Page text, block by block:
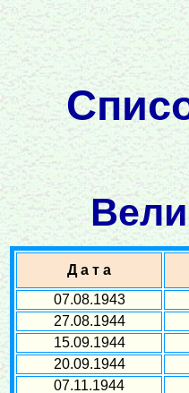
Д а т а
07.08.1943
27.08.1944
15.09.1944
20.09.1944
07.11.1944